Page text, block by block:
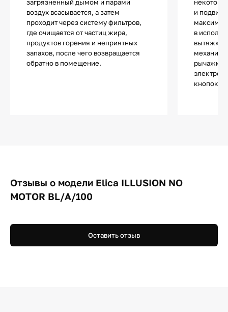
загрязненный дымом и парами
воздух всасывается, а затем
проходит через систему фильтров,
где очищается от частиц жира,
продуктов горения и неприятных
запахов, после чего возвращается
обратно в помещение.
и
в
вытяжки
кнопок и
Отзывы о модели Elica ILLUSION NO
MOTOR BL/A/100
Оставить отзыв